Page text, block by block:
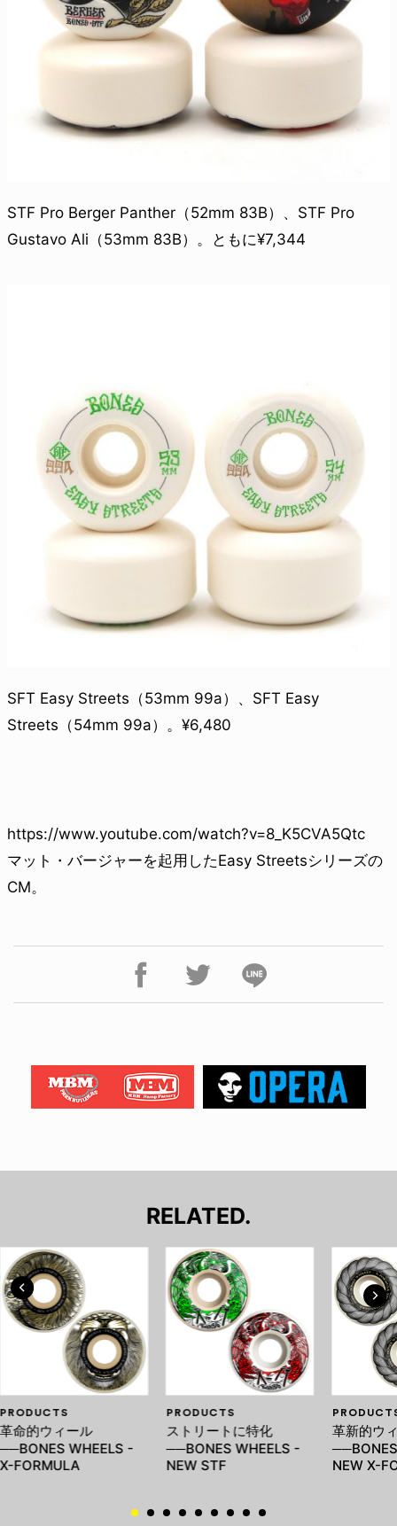
STF Pro Berger Panther（52mm 83B）、STF Pro
Gustavo Ali（53mm 83B）。ともに¥7,344
SFT Easy Streets（53mm 99a）、SFT Easy
Streets（54mm 99a）。¥6,480
https://www.youtube.com/watch?v=8_K5CVA5Qtc
マット・バージャーを起用したEasy Streetsシリーズの
CM。
RELATED.
PRODUCTS
革命的ウィール
──BONES WHEELS -
X-FORMULA
PRODUCTS
ストリートに特化
──BONES WHEELS -
NEW STF
革新的ウ
NEW X-